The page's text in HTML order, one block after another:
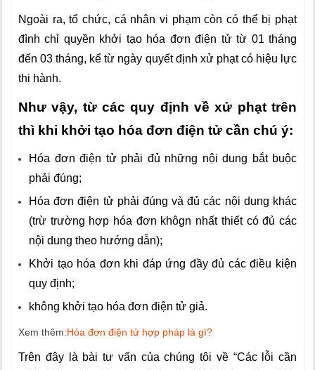
Ngoài ra, tổ chức, cá nhân vi phạm còn có thể bị phạt
đình chỉ quyền khởi tạo hóa đơn điện tử từ 01 tháng
đến 03 tháng, kể từ ngày quyết định xử phạt có hiệu lực
thi hành.
Như vậy, từ các quy định về xử phạt trên
thì khi khởi tạo hóa đơn điện tử cần chú ý:
Hóa đơn điện tử phải đủ những nội dung bắt buộc
phải đúng;
Hóa đơn điện tử phải đúng và đủ các nội dung khác
(trừ trường hợp hóa đơn khôgn nhất thiết có đủ các
nội dung theo hướng dẫn);
Khởi tạo hóa đơn khi đáp ứng đầy đủ các điều kiện
quy định;
không khởi tạo hóa đơn điện tử giả.
Xem thêm:Hóa đơn điện tử hợp pháp là gì?
Trên đây là bài tư vấn của chúng tôi về “Các lỗi cần